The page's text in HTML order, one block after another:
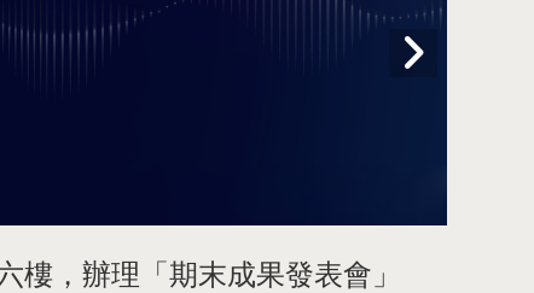
樓，辦理「期末成果發表會」